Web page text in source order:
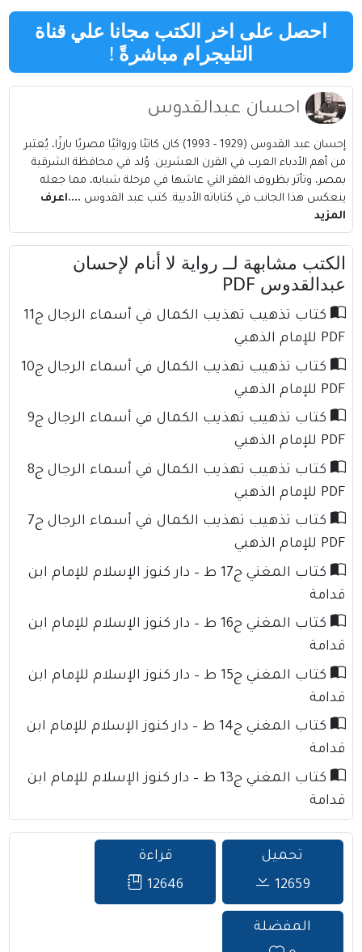
احصل على اخر الكتب مجانا علي قناة
التليجرام مباشرةً !
احسان عبدالقدوس
إحسان عبد القدوس (1929 - 1993) كان كاتبًا وروائيًا مصريًا بارزًا، يُعتبر
من أهم الأدباء العرب في القرن العشرين. وُلد في محافظة الشرقية
بمصر، وتأثر بظروف الفقر التي عاشها في مرحلة شبابه، مما جعله
ينعكس هذا الجانب في كتاباته الأدبية. كتب عبد القدوس ....اعرف
المزيد
الكتب مشابهة لــ رواية لا أنام لإحسان
عبدالقدوس PDF
كتاب تذهيب تهذيب الكمال في أسماء الرجال ج11
PDF للإمام الذهبي
كتاب تذهيب تهذيب الكمال في أسماء الرجال ج10
PDF للإمام الذهبي
كتاب تذهيب تهذيب الكمال في أسماء الرجال ج9
PDF للإمام الذهبي
كتاب تذهيب تهذيب الكمال في أسماء الرجال ج8
PDF للإمام الذهبي
كتاب تذهيب تهذيب الكمال في أسماء الرجال ج7
PDF للإمام الذهبي
كتاب المغني ج17 ط – دار كنوز الإسلام للإمام ابن
قدامة
كتاب المغني ج16 ط – دار كنوز الإسلام للإمام ابن
قدامة
كتاب المغني ج15 ط – دار كنوز الإسلام للإمام ابن
قدامة
كتاب المغني ج14 ط – دار كنوز الإسلام للإمام ابن
قدامة
كتاب المغني ج13 ط – دار كنوز الإسلام للإمام ابن
قدامة
تحميل
12659
قراءة
12646
المفضلة